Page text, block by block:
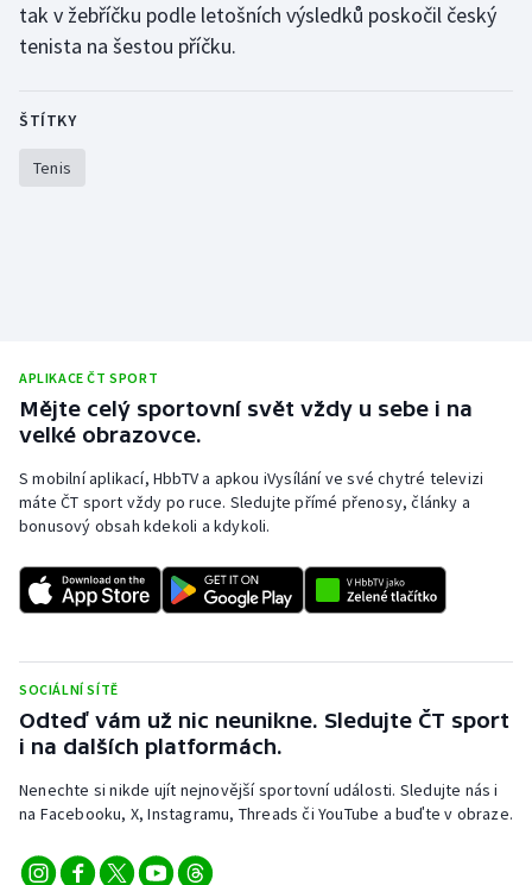
Sportovní střelba
Ostatní
tak v žebříčku podle letošních výsledků poskočil český
tenista na šestou příčku.
ŠTÍTKY
Tenis
APLIKACE ČT SPORT
Mějte celý sportovní svět vždy u sebe i na
velké obrazovce.
S mobilní aplikací, HbbTV a apkou iVysílání ve své chytré televizi
máte ČT sport vždy po ruce. Sledujte přímé přenosy, články a
bonusový obsah kdekoli a kdykoli.
SOCIÁLNÍ SÍTĚ
Odteď vám už nic neunikne. Sledujte ČT sport
i na dalších platformách.
Nenechte si nikde ujít nejnovější sportovní události. Sledujte nás i
na Facebooku, X, Instagramu, Threads či YouTube a buďte v obraze.